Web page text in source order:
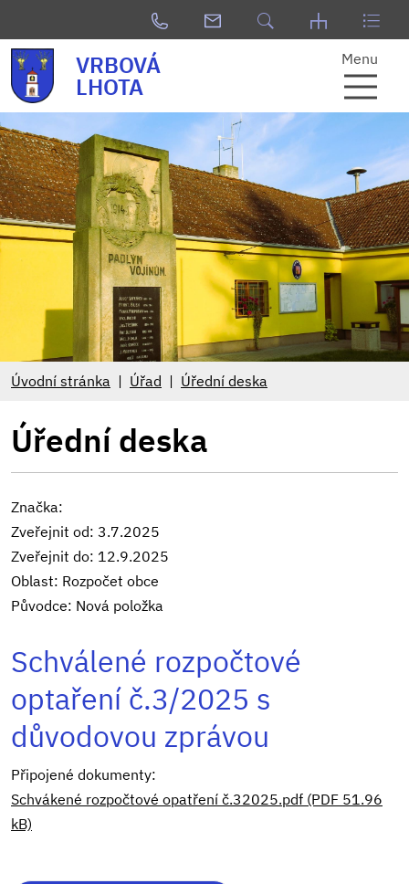
VRBOVÁ
LHOTA
Menu
Úvodní stránka Úřad Úřední deska
Úřední deska
Značka:
Zveřejnit od: 3.7.2025
Zveřejnit do: 12.9.2025
Oblast: Rozpočet obce
Původce: Nová položka
Schválené rozpočtové
optaření č.3/2025 s
důvodovou zprávou
Připojené dokumenty:
Schvákené rozpočtové opatření č.32025.pdf (PDF 51.96
kB)